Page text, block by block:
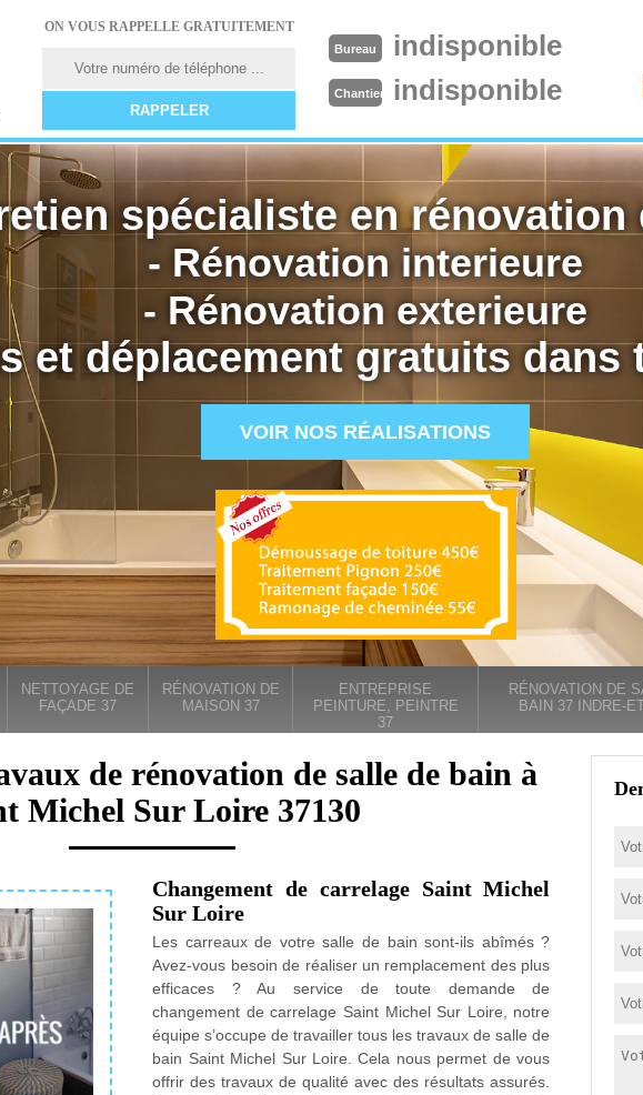
ON VOUS RAPPELLE GRATUITEMENT
Bureau indisponible
Chantier indisponible
spécialiste en
- Rénovation interieure
- Rénovation exterieure
et déplacement gratuits dans
VOIR NOS RÉALISATIONS
NETTOYAGE DE
FAÇADE 37
RÉNOVATION DE
MAISON 37
ENTREPRISE
PEINTURE, PEINTRE
37
RÉNOVATION DE
BAIN 37 INDRE-
de rénovation de salle de bain à
Michel Sur Loire 37130
Changement de carrelage Saint Michel
Sur Loire
Les carreaux de votre salle de bain sont-ils abîmés ?
Avez-vous besoin de réaliser un remplacement des plus
efficaces ? Au service de toute demande de
changement de carrelage Saint Michel Sur Loire, notre
équipe s’occupe de travailler tous les travaux de salle de
bain Saint Michel Sur Loire. Cela nous permet de vous
offrir des travaux de qualité avec des résultats assurés.